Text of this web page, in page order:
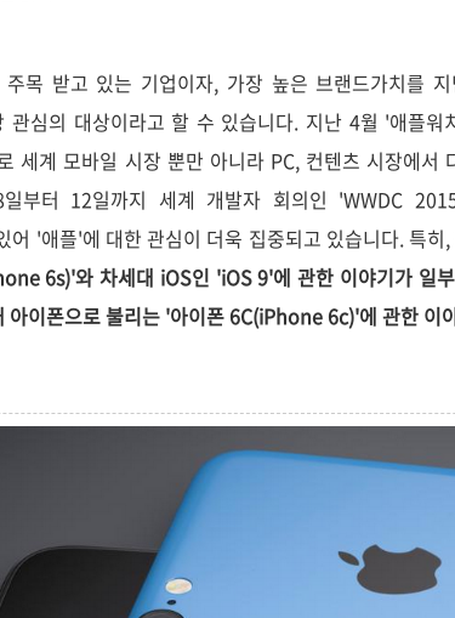
목 받고 있는 기업이자, 가장 높은 브랜드가치를
관심의 대상이라고 할 수 있습니다. 지난 4월 '애플
세계 모바일 시장 뿐만 아니라 PC, 컨텐츠 시장에서
부터 12일까지 세계 개발자 회의인 'WWDC
어 '애플'에 대한 관심이 더욱 집중되고 있습니다. 특히,
6s)'와 차세대 iOS인 'iOS 9'에 관한 이야기가 일
아이폰으로 불리는 '아이폰 6C(iPhone 6c)'에 관한 이